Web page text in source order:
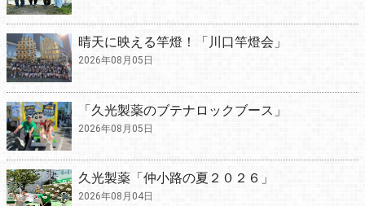
晴天に映える竿燈！「川口竿燈会」
2026年08月05日
「久光製薬のブテナロックブース」
2026年08月05日
久光製薬「仲小路の夏２０２６」
2026年08月04日